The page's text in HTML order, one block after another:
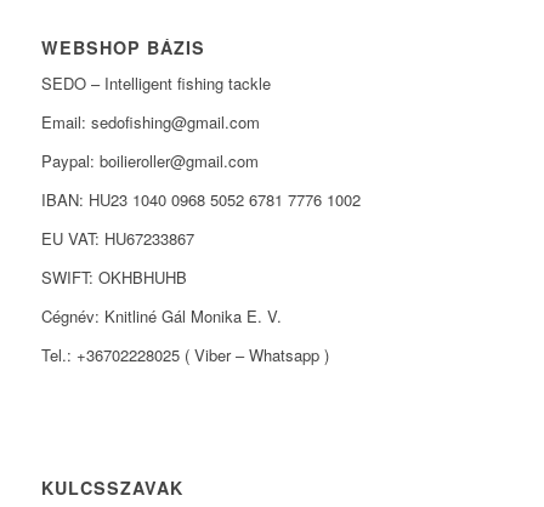
WEBSHOP BÁZIS
SEDO – Intelligent fishing tackle
Email: sedofishing@gmail.com
Paypal: boilieroller@gmail.com
IBAN: HU23 1040 0968 5052 6781 7776 1002
EU VAT: HU67233867
SWIFT: OKHBHUHB
Cégnév: Knitliné Gál Monika E. V.
Tel.: +36702228025 ( Viber – Whatsapp )
KULCSSZAVAK